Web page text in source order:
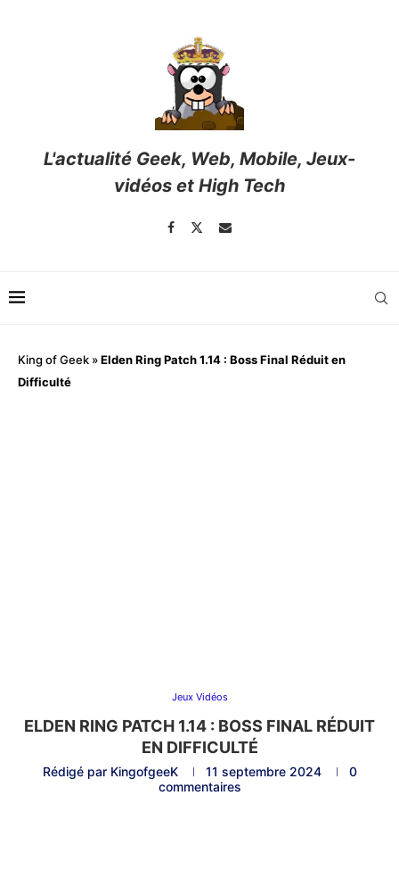
L'actualité Geek, Web, Mobile, Jeux-
vidéos et High Tech
King of Geek »Elden Ring Patch 1.14 : Boss Final Réduit en
Difficulté
Jeux Vidéos
ELDEN RING PATCH 1.14 : BOSS FINAL RÉDUIT
EN DIFFICULTÉ
Rédigé par KingofgeeK 11 septembre 2024
0
commentaires